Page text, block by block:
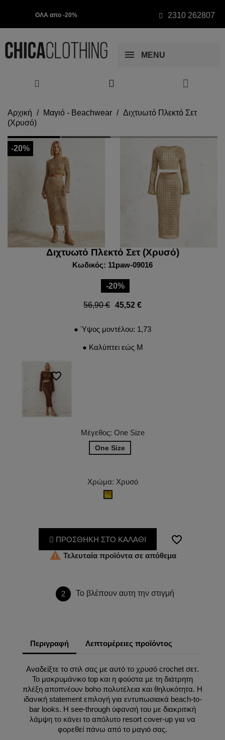
ΟΛΑ απο -20% 2310 262807
MENU
Αρχική Μαγιό - Beachwear
Διχτυωτό Πλεκτό Σετ
(Χρυσό)
-20%
Διχτυωτό Πλεκτό Σετ (Χρυσό)
Κωδικός: 11paw-09016
-20%
56,90 € 45,52 €
● Ύψος μοντέλου: 1,73
● Καλύπτει εώς M
favorite_border
Μέγεθος: One Size
One Size
Χρώμα: Χρυσό
ΠΡΟΣΘΗΚΗ ΣΤΟ ΚΑΛΑΘΙ
favorite_border
 Τελευταία προϊόντα σε απόθεμα
2 Το βλέπουν αυτη την στιγμή
Περιγραφή Λεπτομέρειες προϊόντος
Αναδείξτε το στιλ σας με αυτό το χρυσό crochet σετ.
Το μακρυμάνικο top και η φούστα με τη διάτρητη
πλέξη αποπνέουν boho πολυτέλεια και θηλυκότητα. Η
ιδανική statement επιλογή για εντυπωσιακά beach-to-
bar looks. Η see-through ύφανσή του με διακριτική
λάμψη το κάνει το απόλυτο resort cover-up για να
φορεθεί πάνω από το μαγιό σας.